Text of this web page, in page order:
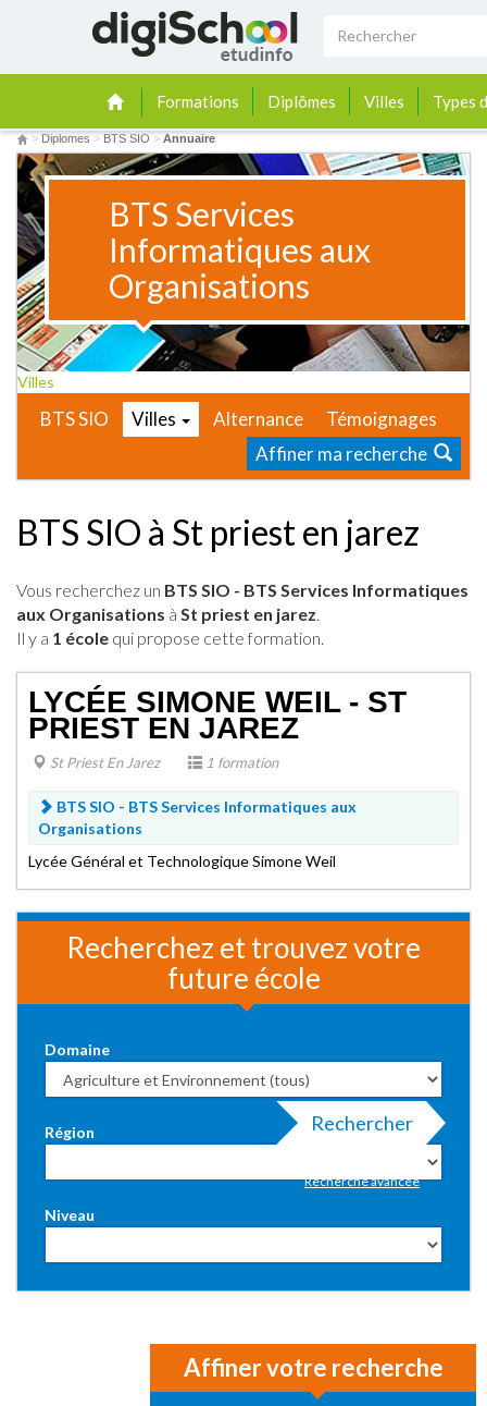
Formations Diplômes Villes Types
> Diplomes > BTS SIO > Annuaire
BTS Services
Informatiques aux
Organisations
Villes
BTS SIO Villes Alternance
Témoignages
Affiner ma recherche
BTS SIO à St priest en jarez
Vous recherchez un BTS SIO - BTS Services Informatiques
aux Organisations à St priest en jarez.
Il y a 1 école qui propose cette formation.
LYCÉE SIMONE WEIL - ST
PRIEST EN JAREZ
St Priest En Jarez 1 formation
BTS SIO - BTS Services Informatiques aux
Organisations
Lycée Général et Technologique Simone Weil
Recherchez et trouvez votre
future école
Domaine
Région
Niveau
Rechercher
Recherche avancée
Affiner votre recherche